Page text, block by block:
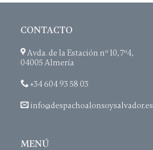
sus
CONTACTO
Avda. de la Estación nº 10, 7º4,
04005 Almería
+34 604 93 58 03
info@despachoalonsoysalvador.es
MENÚ